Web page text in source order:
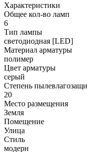
Характеристики
Общее кол-во ламп
6
Тип лампы
светодиодная [LED]
Материал арматуры
полимер
Цвет арматуры
серый
Степень
20
Место размещения
Земля
Помещение
Улица
Стиль
модерн